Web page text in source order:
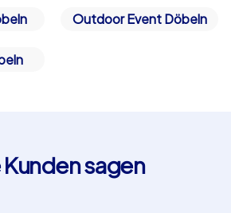
Outdoor Event Döbeln
sagen